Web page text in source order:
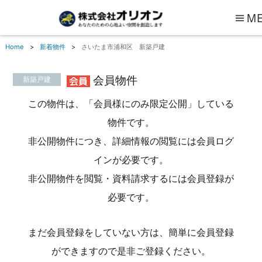
Home 新着物件 さいたま市浦和区 新築戸建
新築戸建 会員物件
この物件は、「会員様にのみ限定公開」している
物件です。
非公開物件につき、詳細情報の閲覧には会員ログ
インが必要です。
非公開物件を閲覧・資料請求するには会員登録が
必要です。
まだ会員登録をしていない方は、簡単に会員登録
ができますので是非ご登録ください。